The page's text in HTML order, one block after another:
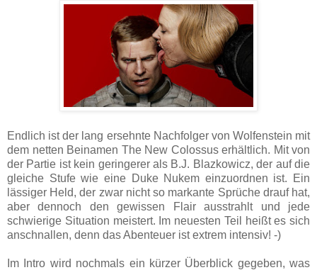
Endlich ist der lang ersehnte Nachfolger von Wolfenstein mit
dem netten Beinamen The New Colossus erhältlich. Mit von
der Partie ist kein geringerer als B.J. Blazkowicz, der auf die
gleiche Stufe wie eine Duke Nukem einzuordnen ist. Ein
lässiger Held, der zwar nicht so markante Sprüche drauf hat,
aber dennoch den gewissen Flair ausstrahlt und jede
schwierige Situation meistert. Im neuesten Teil heißt es sich
anschnallen, denn das Abenteuer ist extrem intensiv! -)
Im Intro wird nochmals ein kürzer Überblick gegeben, was